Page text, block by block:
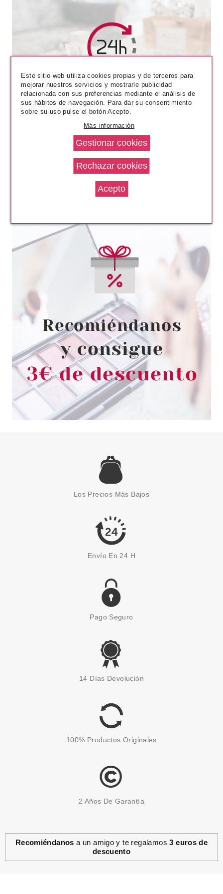
Los Precios Más Bajos
Envío En 24 H
Pago Seguro
14 Días Devolución
100% Productos Originales
2 Años De Garantía
Recomiéndanos a un amigo y te regalamos3 euros de
descuento
Este sitio web utiliza cookies propias y de terceros para
mejorar nuestros servicios y mostrarle publicidad
relacionada con sus preferencias mediante el análisis de
sus hábitos de navegación. Para dar su consentimiento
sobre su uso pulse el botón Acepto.
Más información